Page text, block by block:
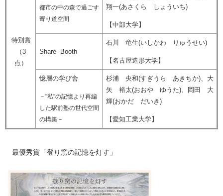
特別賞
（3
点）
都市の中の森で過ごす
寄り道空間
翔一(あさくら しょういち)
【中部大学】
Share Booth
石川 竜生(いしかわ りゅうせい)
【名古屋造形大学】
憶層の学び舎
－"私"の記憶より再編
した駅前塾の世代空間
の構築－
杉浦 央和(すぎうら あきちか)、大
矢 裕太(おおや ゆうた)、岡田 大
輝(おかだ だいき)
【愛知工業大学】
最優秀賞「登り窯の記憶を灯す」